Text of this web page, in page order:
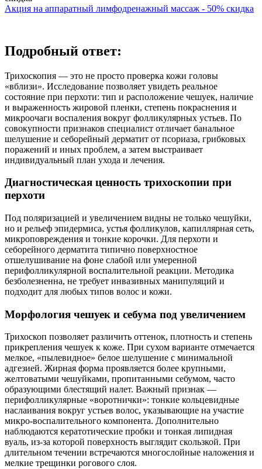
Акция на аппаратный лимфодренажный массаж - 50% скидка
Подробный ответ:
Трихоскопия — это не просто проверка кожи головы
«вблизи». Исследование позволяет увидеть реальное
состояние при перхоти: тип и расположение чешуек, наличие
и выраженность жировой пленки, степень покраснения и
микроочаги воспаления вокруг фолликулярных устьев. По
совокупности признаков специалист отличает банальное
шелушение и себорейный дерматит от псориаза, грибковых
поражений и иных проблем, а затем выстраивает
индивидуальный план ухода и лечения.
Диагностическая ценность трихоскопии при
перхоти
Под поляризацией и увеличением видны не только чешуйки,
но и рельеф эпидермиса, устья фолликулов, капиллярная сеть,
микроповреждения и тонкие корочки. Для перхоти и
себорейного дерматита типично поверхностное
отшелушивание на фоне слабой или умеренной
перифолликулярной воспалительной реакции. Методика
безболезненна, не требует инвазивных манипуляций и
подходит для любых типов волос и кожи.
Морфология чешуек и себума под увеличением
Трихоскоп позволяет различить оттенок, плотность и степень
прикрепления чешуек к коже. При сухом варианте отмечается
мелкое, «пылевидное» белое шелушение с минимальной
адгезией. Жирная форма проявляется более крупными,
желтоватыми чешуйками, пропитанными себумом, часто
образующими блестящий налет. Важный признак —
перифолликулярные «воротнички»: тонкие кольцевидные
наслаивания вокруг устьев волос, указывающие на участие
микро-воспалительного компонента. Дополнительно
наблюдаются кератотические пробки и тонкая липидная
вуаль, из-за которой поверхность выглядит скользкой. При
длительном течении встречаются многослойные наложения и
мелкие трещинки рогового слоя.